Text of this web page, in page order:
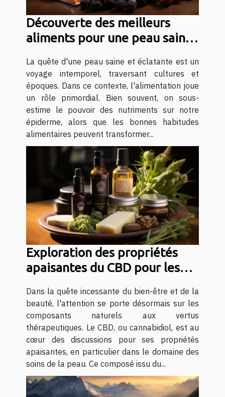
Découverte des meilleurs
aliments pour une peau saine
La quête d'une peau saine et éclatante est un
voyage intemporel, traversant cultures et
époques. Dans ce contexte, l'alimentation joue
un rôle primordial. Bien souvent, on sous-
estime le pouvoir des nutriments sur notre
épiderme, alors que les bonnes habitudes
alimentaires peuvent transformer...
Exploration des propriétés
apaisantes du CBD pour les
Dans la quête incessante du bien-être et de la
beauté, l'attention se porte désormais sur les
composants naturels aux vertus
thérapeutiques. Le CBD, ou cannabidiol, est au
cœur des discussions pour ses propriétés
apaisantes, en particulier dans le domaine des
soins de la peau. Ce composé issu du...